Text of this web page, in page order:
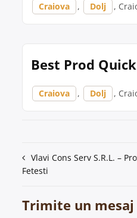
Craiova , Dolj ,
Best Prod
Craiova , Dolj ,
Navigare
în
articole
Vlavi Cons Serv S.R.L. –
Fetesti
Trimite un mesaj